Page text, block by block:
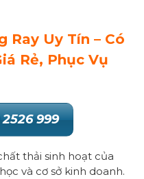
Ray Uy Tín – Có
Rẻ, Phục Vụ
999
thải sinh hoạt của
và cơ sở kinh doanh.